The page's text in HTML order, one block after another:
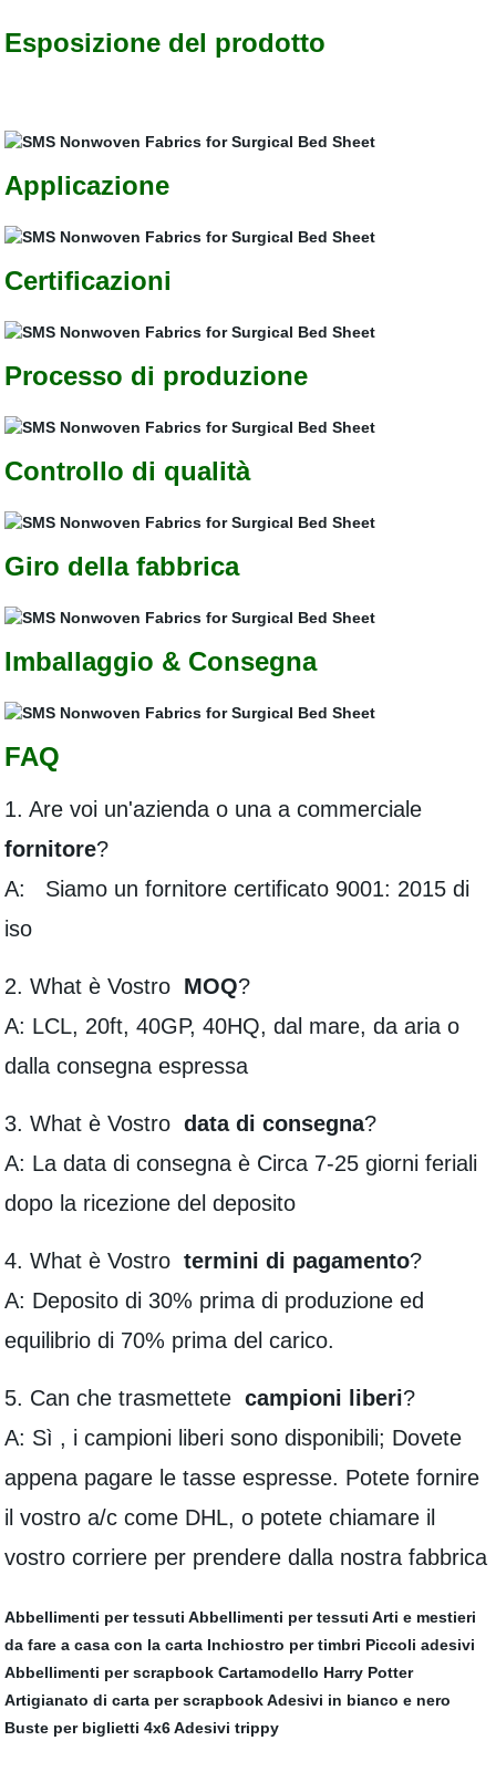
Esposizione del prodotto
Applicazione
Certificazioni
Processo di produzione
Controllo di qualità
Giro della fabbrica
Imballaggio & Consegna
FAQ
1. Are voi un'azienda o una a commerciale
fornitore?
A: Siamo un fornitore certificato 9001: 2015 di
iso
2. What è Vostro MOQ?
A: LCL, 20ft, 40GP, 40HQ, dal mare, da aria o
dalla consegna espressa
3. What è Vostrodata di consegna?
A: La data di consegna è Circa 7-25 giorni feriali
dopo la ricezione del deposito
4. What è Vostrotermini di pagamento?
A: Deposito di 30% prima di produzione ed
equilibrio di 70% prima del carico.
5. Can che trasmettetecampioni liberi?
A: Sì , i campioni liberi sono disponibili; Dovete
appena pagare le tasse espresse. Potete fornire
il vostro a/c come DHL, o potete chiamare il
vostro corriere per prendere dalla nostra fabbrica
Abbellimenti per tessuti Abbellimenti per tessuti Arti e mestieri
da fare a casa con la carta Inchiostro per timbri Piccoli adesivi
Abbellimenti per scrapbook Cartamodello Harry Potter
Artigianato di carta per scrapbook Adesivi in bianco e nero
Buste per biglietti 4x6 Adesivi trippy